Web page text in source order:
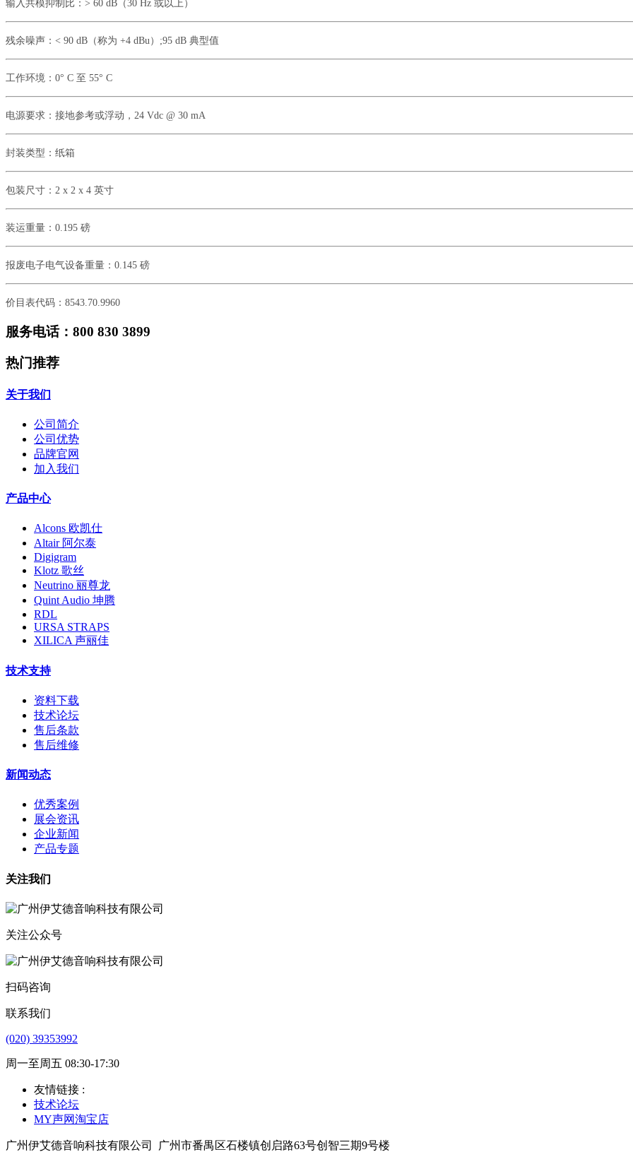
输入共模抑制比： > 60 dB（30 Hz 或以上）
残余噪声： < 90 dB（称为 +4 dBu）;95 dB 典型值
工作环境： 0° C 至 55° C
电源要求： 接地参考或浮动， 24 Vdc @ 30 mA
封装类型： 纸箱
包装尺寸： 2 x 2 x 4 英寸
装运重量： 0.195 磅
报废电子电气设备重量： 0.145 磅
价目表代码： 8543.70.9960
服务电话：800 830 3899
热门推荐
关于我们
公司简介
公司优势
品牌官网
加入我们
产品中心
Alcons 欧凯仕
Altair 阿尔泰
Digigram
Klotz 歌丝
Neutrino 丽尊龙
Quint Audio 坤腾
RDL
URSA STRAPS
XILICA 声丽佳
技术支持
资料下载
技术论坛
售后条款
售后维修
新闻动态
优秀案例
展会资讯
企业新闻
产品专题
关注我们
关注公众号
扫码咨询
联系我们
(020) 39353992
周一至周五 08:30-17:30
友情链接 :
技术论坛
MY声网淘宝店
广州伊艾德音响科技有限公司 广州市番禺区石楼镇创启路63号创智三期9号楼